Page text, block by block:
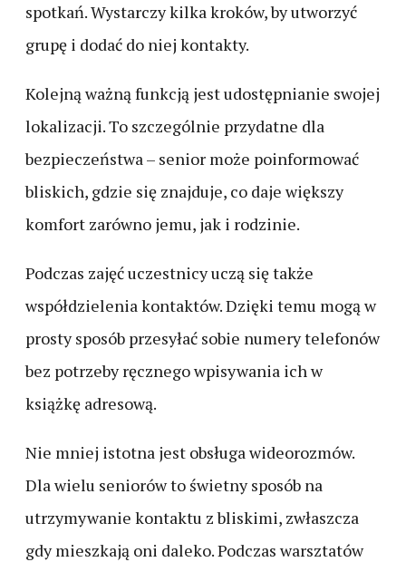
spotkań. Wystarczy kilka kroków, by utworzyć
grupę i dodać do niej kontakty.
Kolejną ważną funkcją jest udostępnianie swojej
lokalizacji. To szczególnie przydatne dla
bezpieczeństwa – senior może poinformować
bliskich, gdzie się znajduje, co daje większy
komfort zarówno jemu, jak i rodzinie.
Podczas zajęć uczestnicy uczą się także
współdzielenia kontaktów. Dzięki temu mogą w
prosty sposób przesyłać sobie numery telefonów
bez potrzeby ręcznego wpisywania ich w
książkę adresową.
Nie mniej istotna jest obsługa wideorozmów.
Dla wielu seniorów to świetny sposób na
utrzymywanie kontaktu z bliskimi, zwłaszcza
gdy mieszkają oni daleko. Podczas warsztatów